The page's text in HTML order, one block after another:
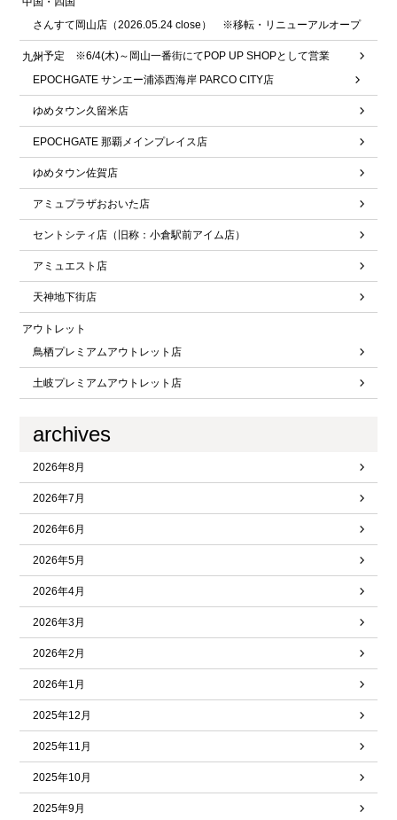
さんすて岡山店（2026.05.24 close） ※移転・リニューアルオープ
ン予定 ※6/4(木)～岡山一番街にてPOP UP SHOPとして営業
九州
EPOCHGATE サンエー浦添西海岸 PARCO CITY店
ゆめタウン久留米店
EPOCHGATE 那覇メインプレイス店
ゆめタウン佐賀店
アミュプラザおおいた店
セントシティ店（旧称：小倉駅前アイム店）
アミュエスト店
天神地下街店
アウトレット
鳥栖プレミアムアウトレット店
土岐プレミアムアウトレット店
archives
2026年8月
2026年7月
2026年6月
2026年5月
2026年4月
2026年3月
2026年2月
2026年1月
2025年12月
2025年11月
2025年10月
2025年9月